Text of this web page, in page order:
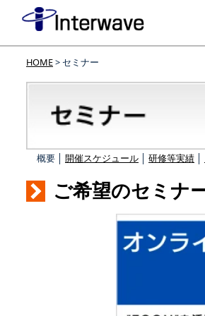
HOME> セミナー
概要 │ 開催スケジュール 研修等実績
ご希望のセミナ